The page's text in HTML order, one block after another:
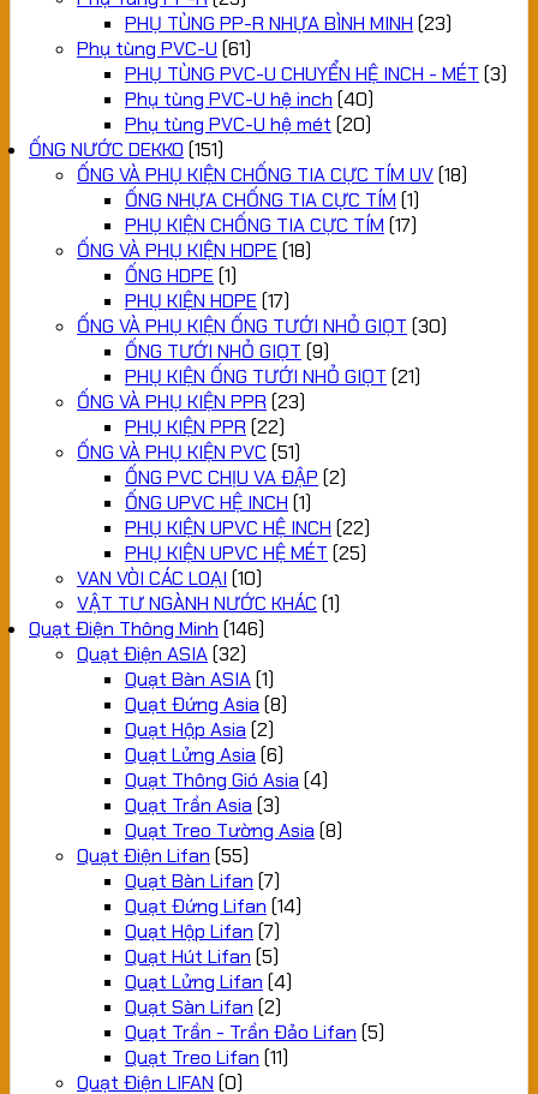
PHỤ TÙNG PP-R NHỰA BÌNH MINH (23)
Phụ tùng PVC-U (61)
PHỤ TÙNG PVC-U CHUYỂN HỆ INCH - MÉT (3)
Phụ tùng PVC-U hệ inch (40)
Phụ tùng PVC-U hệ mét (20)
ỐNG NƯỚC DEKKO (151)
ỐNG VÀ PHỤ KIỆN CHỐNG TIA CỰC TÍM UV(18)
ỐNG NHỰA CHỐNG TIA CỰC TÍM (1)
PHỤ KIỆN CHỐNG TIA CỰC TÍM (17)
ỐNG VÀ PHỤ KIỆN HDPE (18)
ỐNG HDPE (1)
PHỤ KIỆN HDPE (17)
ỐNG VÀ PHỤ KIỆN ỐNG TƯỚI NHỎ GIỌT (30)
ỐNG TƯỚI NHỎ GIỌT (9)
PHỤ KIỆN ỐNG TƯỚI NHỎ GIỌT (21)
ỐNG VÀ PHỤ KIỆN PPR (23)
PHỤ KIỆN PPR (22)
ỐNG VÀ PHỤ KIỆN PVC (51)
ỐNG PVC CHỊU VA ĐẬP (2)
ỐNG UPVC HỆ INCH (1)
PHỤ KIỆN UPVC HỆ INCH (22)
PHỤ KIỆN UPVC HỆ MÉT (25)
VAN VÒI CÁC LOẠI (10)
VẬT TƯ NGÀNH NƯỚC KHÁC (1)
Quạt Điện Thông Minh (146)
Quạt Điện ASIA(32)
Quạt Bàn ASIA(1)
Quạt Đứng Asia (8)
Quạt Hộp Asia (2)
Quạt Lửng Asia (6)
Quạt Thông Gió Asia (4)
Quạt Trần Asia (3)
Quạt Treo Tường Asia (8)
Quạt Điện Lifan (55)
Quạt Bàn Lifan (7)
Quạt Đứng Lifan (14)
Quạt Hộp Lifan (7)
Quạt Hút Lifan (5)
Quạt Lửng Lifan (4)
Quạt Sàn Lifan (2)
Quạt Trần - Trần Đảo Lifan (5)
Quạt Treo Lifan (11)
Quạt Điện LIFAN (0)